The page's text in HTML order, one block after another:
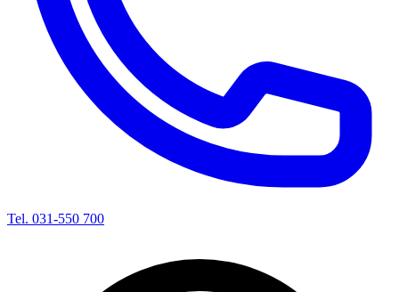
Tel. 031-550 700